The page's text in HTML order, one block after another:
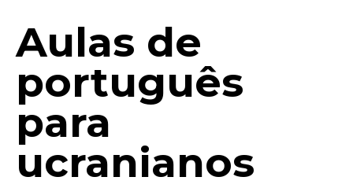
Aulas de
português
para
ucranianos